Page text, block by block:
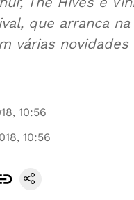
que arranca
várias
10:56
10:56